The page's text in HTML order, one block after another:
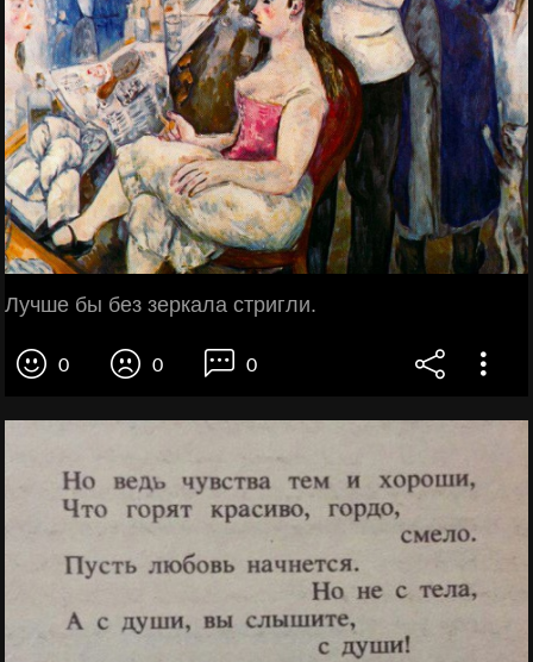
Лучше бы без зеркала стригли.
0 0 0